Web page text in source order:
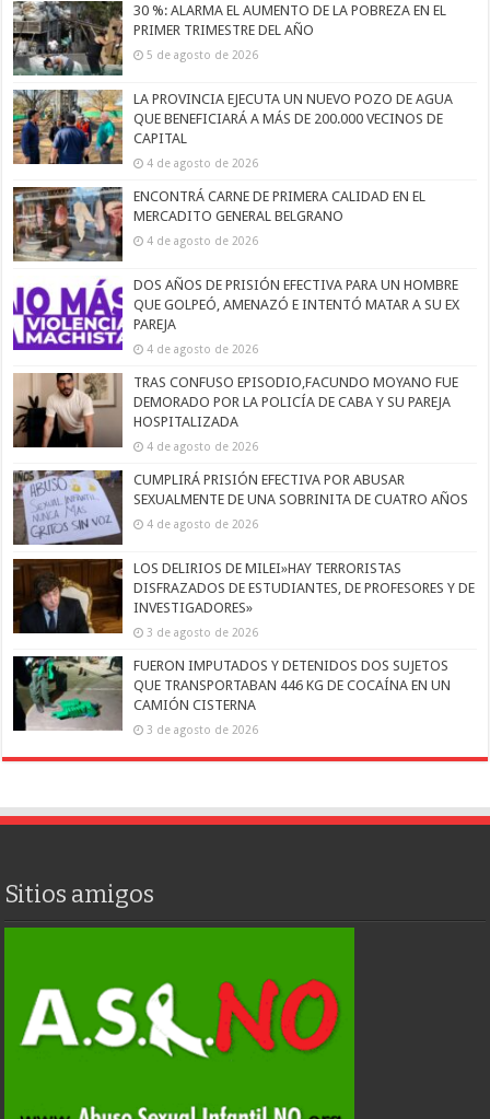
30 %: ALARMA EL AUMENTO DE LA POBREZA EN EL
PRIMER TRIMESTRE DEL AÑO
5 de agosto de 2026
LA PROVINCIA EJECUTA UN NUEVO POZO DE AGUA
QUE BENEFICIARÁ A MÁS DE 200.000 VECINOS DE
CAPITAL
4 de agosto de 2026
ENCONTRÁ CARNE DE PRIMERA CALIDAD EN EL
MERCADITO GENERAL BELGRANO
4 de agosto de 2026
DOS AÑOS DE PRISIÓN EFECTIVA PARA UN HOMBRE
QUE GOLPEÓ, AMENAZÓ E INTENTÓ MATAR A SU EX
PAREJA
4 de agosto de 2026
TRAS CONFUSO EPISODIO,FACUNDO MOYANO FUE
DEMORADO POR LA POLICÍA DE CABA Y SU PAREJA
HOSPITALIZADA
4 de agosto de 2026
CUMPLIRÁ PRISIÓN EFECTIVA POR ABUSAR
SEXUALMENTE DE UNA SOBRINITA DE CUATRO AÑOS
4 de agosto de 2026
LOS DELIRIOS DE MILEI»HAY TERRORISTAS
DISFRAZADOS DE ESTUDIANTES, DE PROFESORES Y DE
INVESTIGADORES»
3 de agosto de 2026
FUERON IMPUTADOS Y DETENIDOS DOS SUJETOS
QUE TRANSPORTABAN 446 KG DE COCAÍNA EN UN
CAMIÓN CISTERNA
3 de agosto de 2026
Sitios amigos